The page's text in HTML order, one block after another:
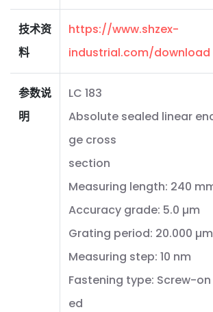
技术资
料
https://www.shzex-
industrial.com/download
参数说
明
LC 183
Absolute sealed linear
ge cross
section
Measuring length: 240
Accuracy grade: 5.0 µm
Grating period: 20.000 µm
Measuring step: 10 nm
Fastening type: Screw-
ed